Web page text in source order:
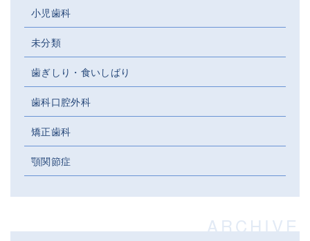
小児歯科
未分類
歯ぎしり・食いしばり
歯科口腔外科
矯正歯科
顎関節症